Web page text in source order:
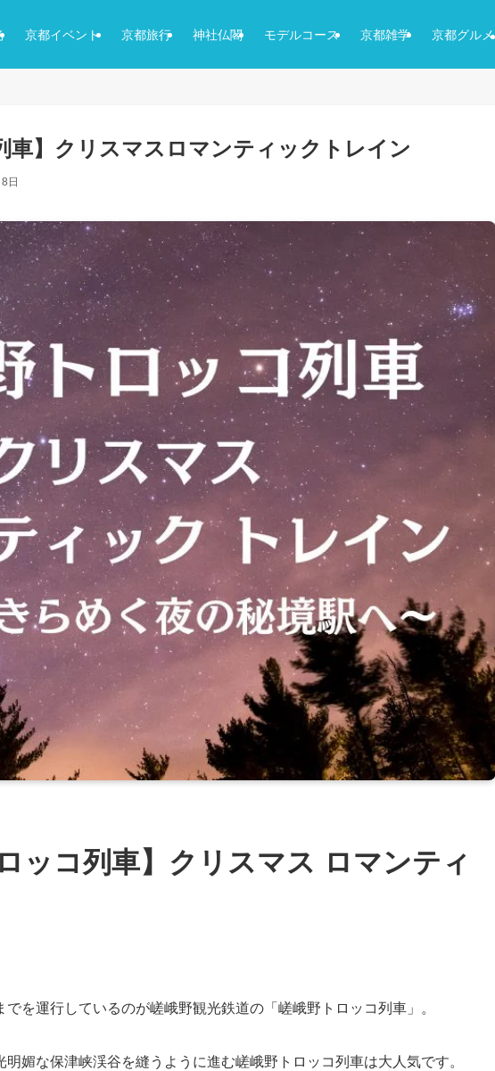
京都イベント 京都旅行 神社仏閣 モデルコース 京都雑学 京都グルメ
車】クリスマスロマンティックトレイン
日
ッコ列車】クリスマス ロマンティ
を運行しているのが嵯峨野観光鉄道の「嵯峨野トロッコ列車」。
媚な保津峡渓谷を縫うように進む嵯峨野トロッコ列車は大人気です。